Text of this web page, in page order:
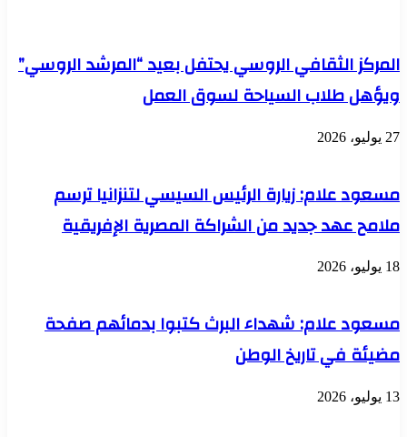
سودانيًا
جنوب
أسوان
المركز الثقافي الروسي يحتفل بعيد “المرشد الروسي”
ويؤهل طلاب السياحة لسوق العمل
27 يوليو، 2026
مسعود علام: زيارة الرئيس السيسي لتنزانيا ترسم
ملامح عهد جديد من الشراكة المصرية الإفريقية
18 يوليو، 2026
مسعود علام: شهداء البرث كتبوا بدمائهم صفحة
مضيئة في تاريخ الوطن
13 يوليو، 2026